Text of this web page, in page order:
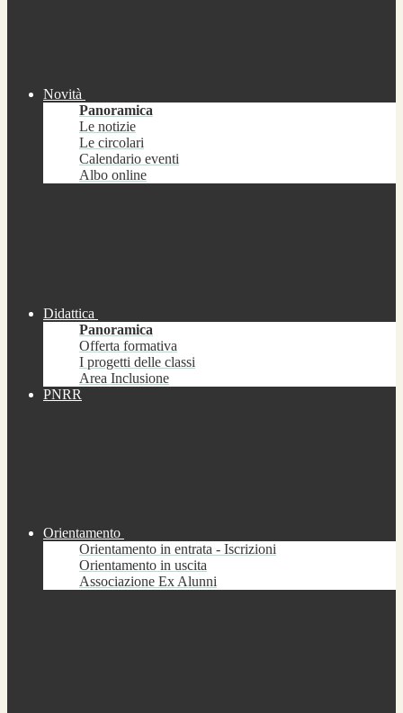
Novità
Panoramica
Le notizie
Le circolari
Calendario eventi
Albo online
Didattica
Panoramica
Offerta formativa
I progetti delle classi
Area Inclusione
PNRR
Orientamento
Orientamento in entrata - Iscrizioni
Orientamento in uscita
Associazione Ex Alunni